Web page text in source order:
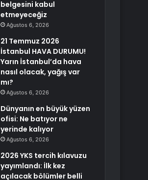
belgesini kabul
etmeyeceğiz
Ağustos 6, 2026
21 Temmuz 2026
İstanbul HAVA DURUMU!
Yarın İstanbul’da hava
nasıl olacak, yağış var
mı?
Ağustos 6, 2026
Dünyanın en büyük yüzen
ofisi: Ne batıyor ne
yerinde kalıyor
Ağustos 6, 2026
2026 YKS tercih kılavuzu
yayımlandı: İlk kez
açılacak bölümler belli